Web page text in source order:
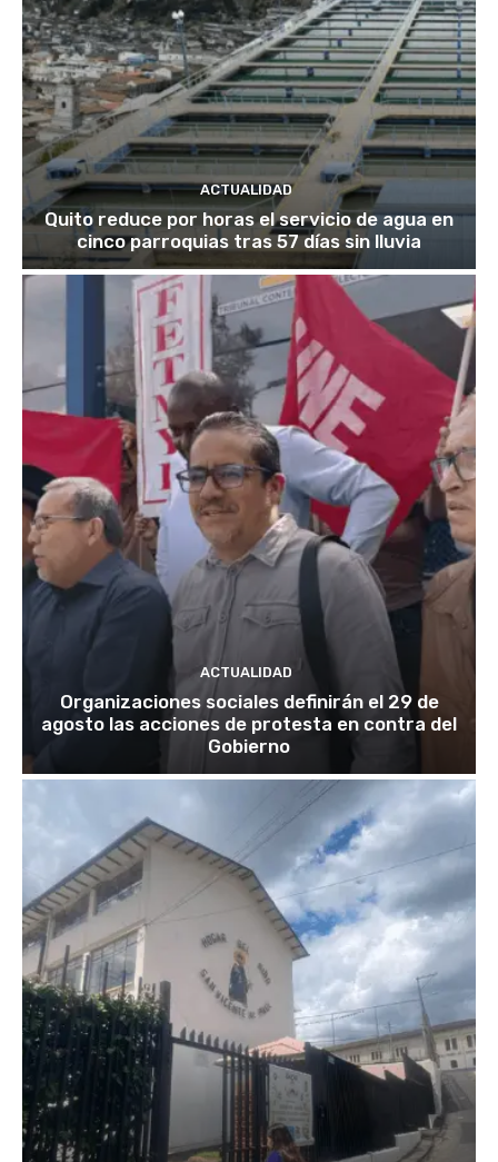
ACTUALIDAD
Quito reduce por horas el servicio de agua en
cinco parroquias tras 57 días sin lluvia
ACTUALIDAD
Organizaciones sociales definirán el 29 de
agosto las acciones de protesta en contra del
Gobierno